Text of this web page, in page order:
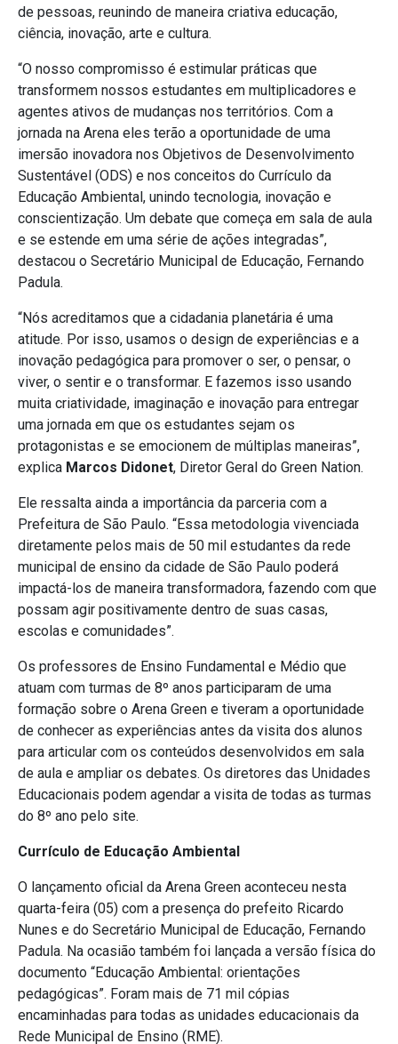
de pessoas, reunindo de maneira criativa educação,
ciência, inovação, arte e cultura.
“O nosso compromisso é estimular práticas que
transformem nossos estudantes em multiplicadores e
agentes ativos de mudanças nos territórios. Com a
jornada na Arena eles terão a oportunidade de uma
imersão inovadora nos Objetivos de Desenvolvimento
Sustentável (ODS) e nos conceitos do Currículo da
Educação Ambiental, unindo tecnologia, inovação e
conscientização. Um debate que começa em sala de aula
e se estende em uma série de ações integradas”,
destacou o Secretário Municipal de Educação, Fernando
Padula.
“Nós acreditamos que a cidadania planetária é uma
atitude. Por isso, usamos o design de experiências e a
inovação pedagógica para promover o ser, o pensar, o
viver, o sentir e o transformar. E fazemos isso usando
muita criatividade, imaginação e inovação para entregar
uma jornada em que os estudantes sejam os
protagonistas e se emocionem de múltiplas maneiras”,
explica Marcos Didonet, Diretor Geral do Green Nation.
Ele ressalta ainda a importância da parceria com a
Prefeitura de São Paulo. “Essa metodologia vivenciada
diretamente pelos mais de 50 mil estudantes da rede
municipal de ensino da cidade de São Paulo poderá
impactá-los de maneira transformadora, fazendo com que
possam agir positivamente dentro de suas casas,
escolas e comunidades”.
Os professores de Ensino Fundamental e Médio que
atuam com turmas de 8º anos participaram de uma
formação sobre o Arena Green e tiveram a oportunidade
de conhecer as experiências antes da visita dos alunos
para articular com os conteúdos desenvolvidos em sala
de aula e ampliar os debates. Os diretores das Unidades
Educacionais podem agendar a visita de todas as turmas
do 8º ano pelo site.
Currículo de Educação Ambiental
O lançamento oficial da Arena Green aconteceu nesta
quarta-feira (05) com a presença do prefeito Ricardo
Nunes e do Secretário Municipal de Educação, Fernando
Padula. Na ocasião também foi lançada a versão física do
documento “Educação Ambiental: orientações
pedagógicas”. Foram mais de 71 mil cópias
encaminhadas para todas as unidades educacionais da
Rede Municipal de Ensino (RME).